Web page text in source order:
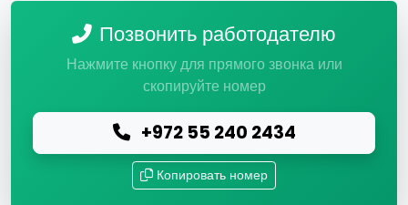
Позвонить работодателю
Нажмите кнопку для прямого звонка или
скопируйте номер
+972 55 240 2434
Копировать номер